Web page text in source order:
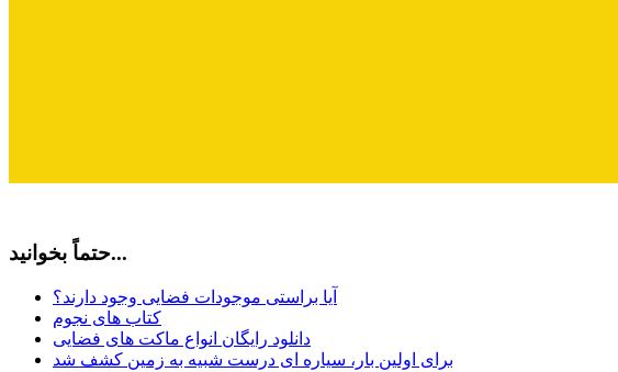
حتماً بخوانید...
آیا براستی موجودات فضایی وجود دارند؟
کتاب های نجوم
دانلود رایگان انواع ماکت های فضایی
برای اولین بار، سیاره ای درست شبیه به زمین کشف شد